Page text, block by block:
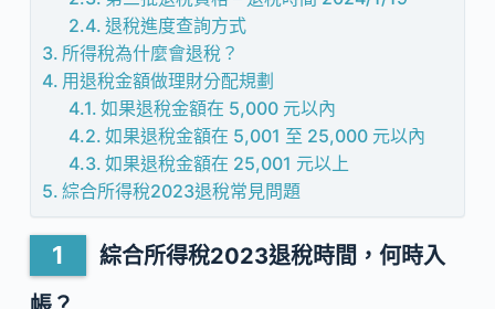
退稅進度查詢方式
所得稅為什麼會退稅？
用退稅金額做理財分配規劃
如果退稅金額在 5,000 元以內
如果退稅金額在 5,001 至 25,000 元以內
如果退稅金額在 25,001 元以上
綜合所得稅2023退稅常見問題
綜合所得稅2023退稅時間，何時入